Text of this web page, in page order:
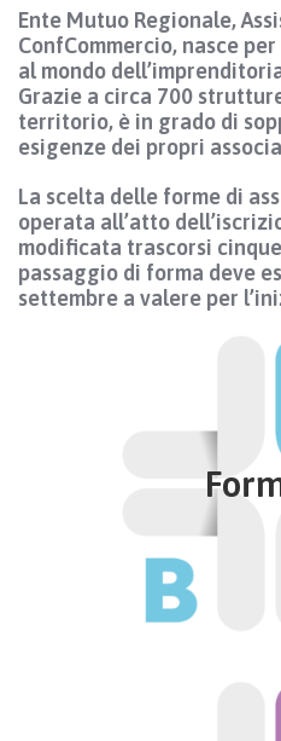
Ente Mutuo Regionale,
ConfCommercio, nasce
al mondo
Grazie a circa 700
territorio, è in grado di
esigenze dei propri
La scelta delle forme di
operata all’atto
modificata trascorsi
passaggio di forma deve
settembre a valere per
Integrativa del servizio
assistenza